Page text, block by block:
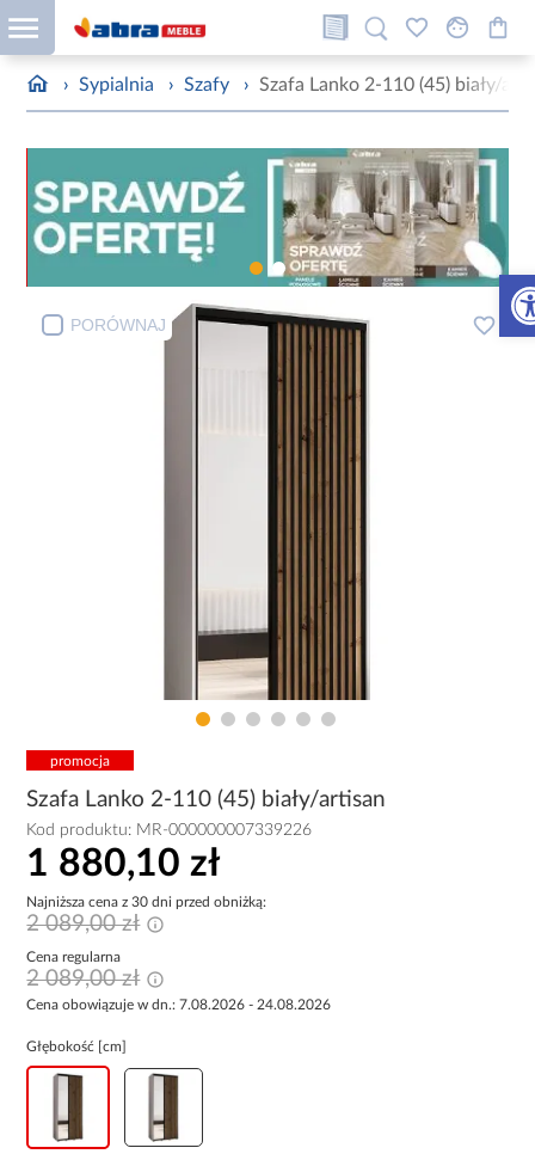
› Sypialnia › Szafy › Szafa Lanko 2-110 (45) biały/
PORÓWNAJ
promocja
Szafa Lanko 2-110 (45) biały/artisan
Kod produktu: MR-000000007339226
1 880,10 zł
Najniższa cena z 30 dni przed obniżką:
2 089,00 zł
Cena regularna
2 089,00 zł
Cena obowiązuje w dn.: 7.08.2026 - 24.08.2026
Głębokość [cm]